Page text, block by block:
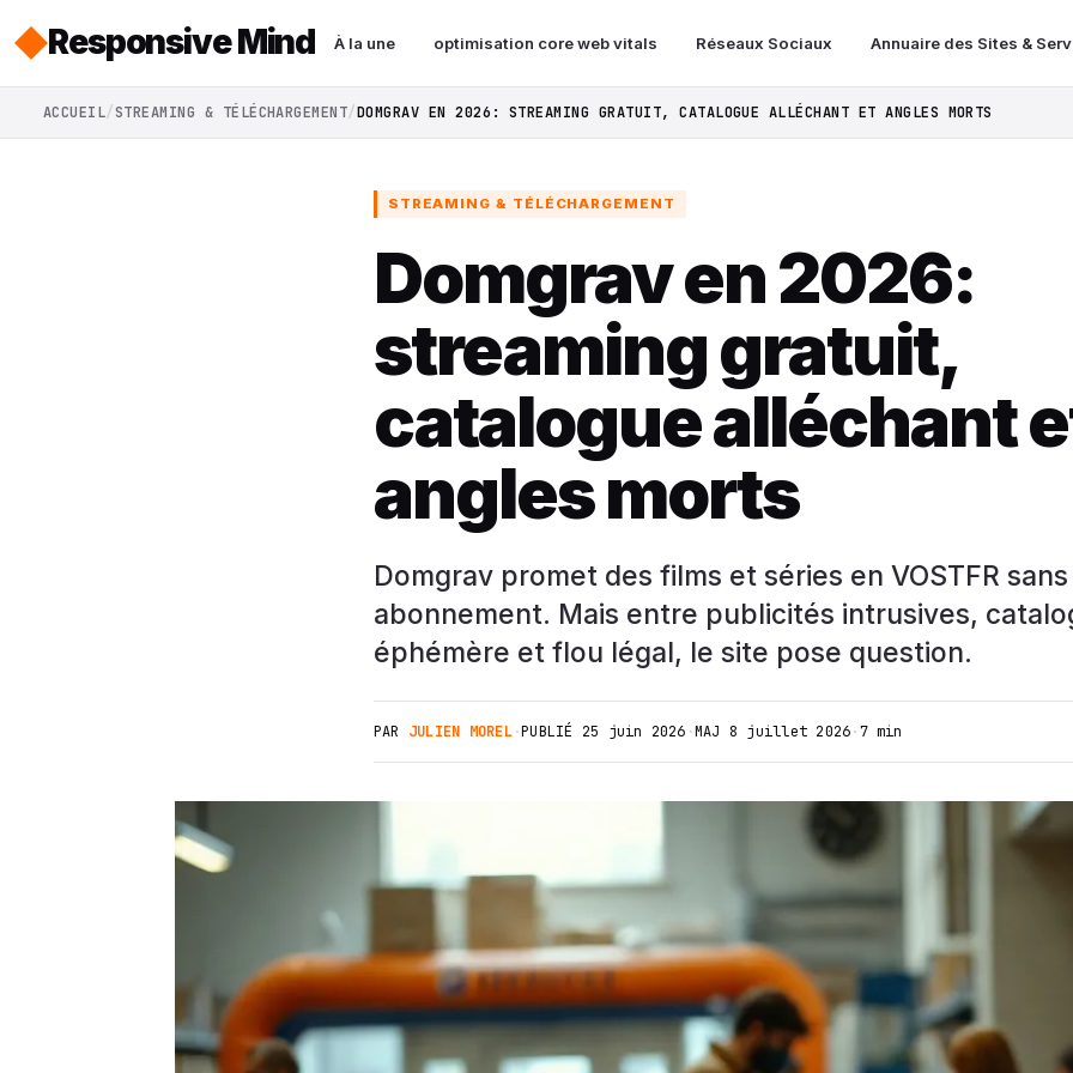
Responsive Mind À la une optimisation core web vitals Réseaux Sociaux Annuaire des Sites &
ACCUEIL STREAMING & TÉLÉCHARGEMENT DOMGRAV EN 2026: STREAMING GRATUIT, CATALOGUE ALLÉCHANT ET ANGLES MORTS
STREAMING & TÉLÉCHARGEMENT
Domgrav en 2026:
streaming gratuit,
catalogue alléchant
angles morts
Domgrav promet des films et séries en VOSTFR sans
abonnement. Mais entre publicités intrusives,
éphémère et flou légal, le site pose question.
PAR JULIEN MOREL·PUBLIÉ 25 juin 2026 ·MAJ 8 juillet 2026·7 min